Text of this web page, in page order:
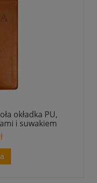
okładka PU,
i suwakiem